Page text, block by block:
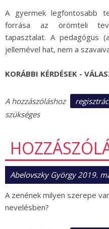
A gyermek legfontosabb
forrása az örömteli
tapasztalat. A pedagógus
jellemével hat, nem a
KORÁBBI KÉRDÉSEK -
A hozzászóláshoz
szükséges
Abelovszky György 2019.
A zenének milyen szerepe
nevelésben?